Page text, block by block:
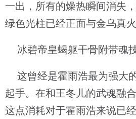
一出，所有的燥热瞬间消失
绿色光柱已经正面与金乌真
冰碧帝皇蝎躯干骨附带魂
这曾经是霍雨浩最为强大
起手。在和王冬儿的武魂融
这点消耗对于霍雨浩来说已经